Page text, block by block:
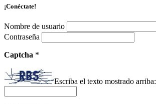
¡Conéctate!
Nombre de usuario
Contraseña
Captcha *
Escriba el texto mostrado arriba: